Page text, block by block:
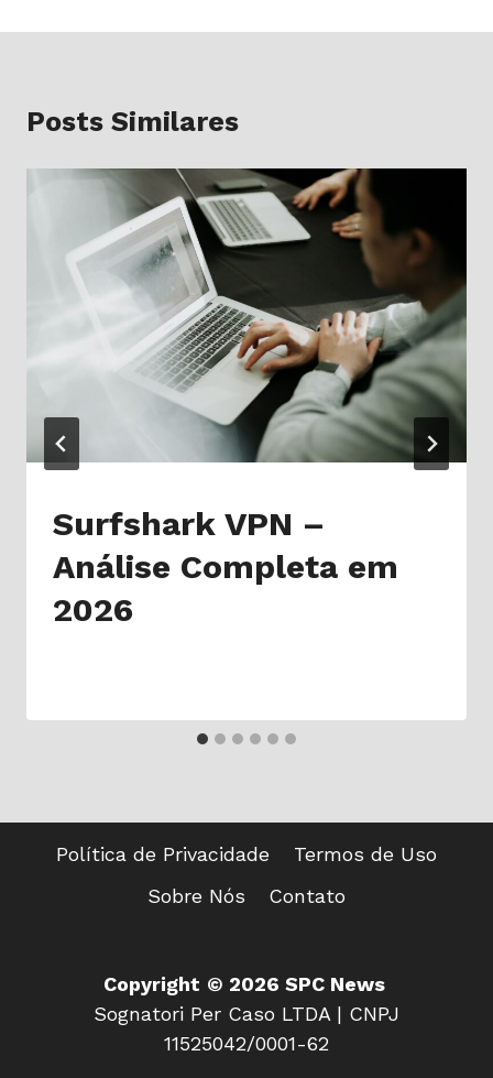
Posts Similares
Surfshark VPN –
Análise Completa em
2026
Política de Privacidade
Termos de Uso
Sobre Nós
Contato
Copyright © 2026 SPC News
Sognatori Per Caso LTDA | CNPJ
11525042/0001-62